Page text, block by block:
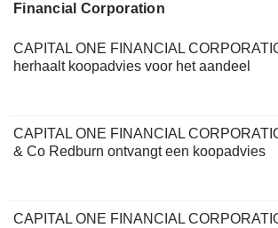
Financial Corporation
CAPITAL ONE FINANCIAL
herhaalt koopadvies voor het aandeel
CAPITAL ONE FINANCIAL
& Co Redburn ontvangt een koopadvies
CAPITAL ONE FINANCIAL